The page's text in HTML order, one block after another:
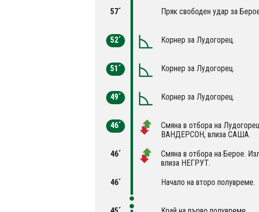
57´ Пряк свободен удар за
52´ Корнер за Лудогорец.
51´ Корнер за Лудогорец.
49´ Корнер за Лудогорец.
46´
Смяна в отбора на
ВАНДЕРСОН, влиза САША.
46´
Смяна в отбора на Берое.
влиза НЕГРУТ.
46´
Начало на второ полувреме.